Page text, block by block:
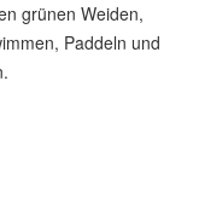
grünen Weiden,
Paddeln und